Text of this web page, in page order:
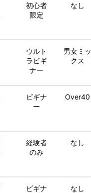
初心者
限定
なし
ウルト
ラビギ
ナー
男女ミッ
クス
ビギナ
ー
Over40
経験者
のみ
なし
ビギナ
なし